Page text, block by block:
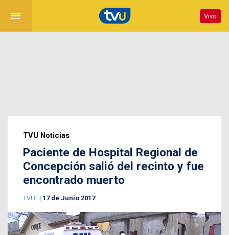
menu Vivo
TVU Noticias
Paciente de Hospital Regional de
Concepción salió del recinto y fue
encontrado muerto
TVU 17 de Junio 2017